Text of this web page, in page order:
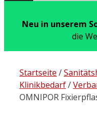
Neu in unserem
die
Startseite /
Klinikbedarf/
OMNIPOR